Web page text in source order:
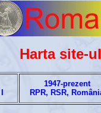
Harta site-
1947-prezent
RPR, RSR,